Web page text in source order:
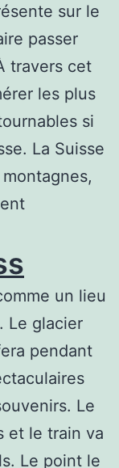
sur le
passer
travers cet
les plus
si
La Suisse
un lieu
Le glacier
pendant
Le
et le train va
Le point le